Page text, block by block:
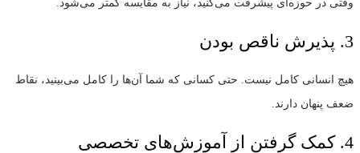
وقتی در حوزه‌ای پیشرفت می‌کنید، نیاز به مقایسه کمتر می‌شود.
3. پذیرش ناقص بودن
هیچ انسانی کامل نیست. حتی کسانی که شما آن‌ها را کامل می‌بینید، نقاط
ضعف پنهان دارند.
4. کمک گرفتن از آموزش‌های تخصصی